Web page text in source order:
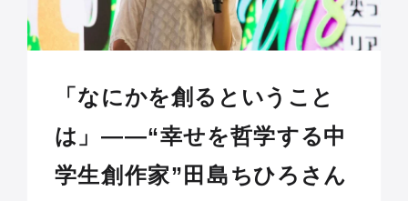
「なにかを創るということ
は」——“幸せを哲学する中
学生創作家”田島ちひろさん